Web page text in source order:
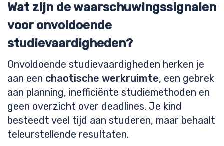
Wat zijn de waarschuwingssignalen
voor onvoldoende
studievaardigheden?
Onvoldoende studievaardigheden herken je
aan een chaotische werkruimte, een gebrek
aan planning, inefficiënte studiemethoden en
geen overzicht over deadlines. Je kind
besteedt veel tijd aan studeren, maar behaalt
teleurstellende resultaten.